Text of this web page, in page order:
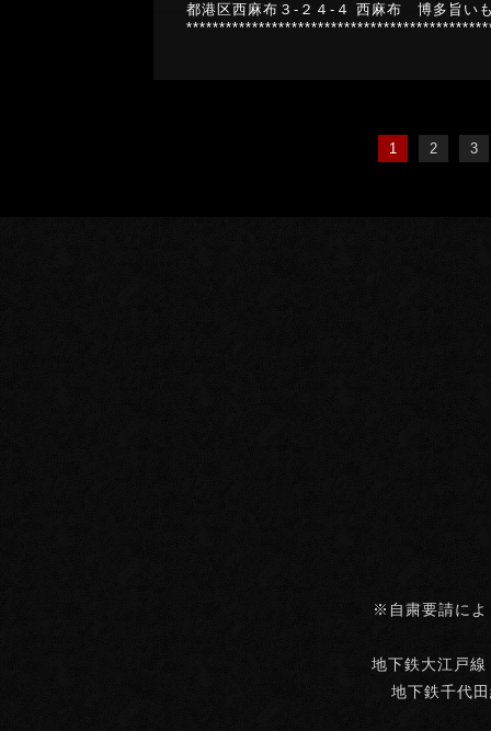
都港区西麻布３-２４-４ 西麻布 博多旨
1 2 3
※自粛要請によ
地下鉄大江戸
地下鉄千代